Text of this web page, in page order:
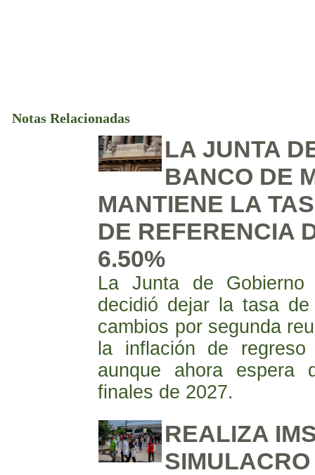
Notas Relacionadas
LA JUNTA
BANCO DE
MANTIENE LA
DE REFERENCIA
6.50%
La Junta de
decidió dejar la tasa
cambios por segunda
la inflación de
aunque ahora espera
finales de 2027.
REALIZA